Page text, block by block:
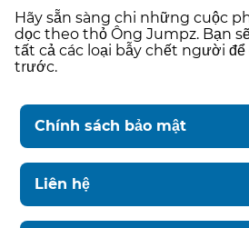
Hãy sẵn sàng chi những cuộc
dọc theo thỏ Ông Jumpz. Bạn
tất cả các loại bẫy chết người
trước.
Chính sách bảo mật
Liên hệ